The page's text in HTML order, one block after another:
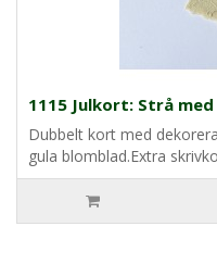
1115 Julkort: Strå
Dubbelt kort med
gula blomblad.Extra